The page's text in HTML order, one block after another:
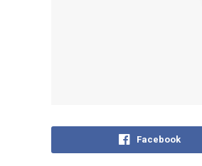
Facebook